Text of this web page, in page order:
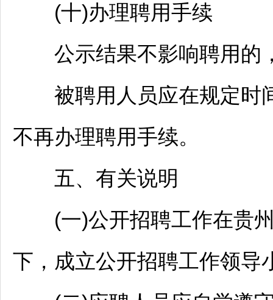
(十)办理聘用手续
公示结果不影响聘用的
被聘用人员应在规定时
不再办理聘用手续。
五、有关说明
(一)公开招聘工作在贵
下，成立公开招聘工作领导